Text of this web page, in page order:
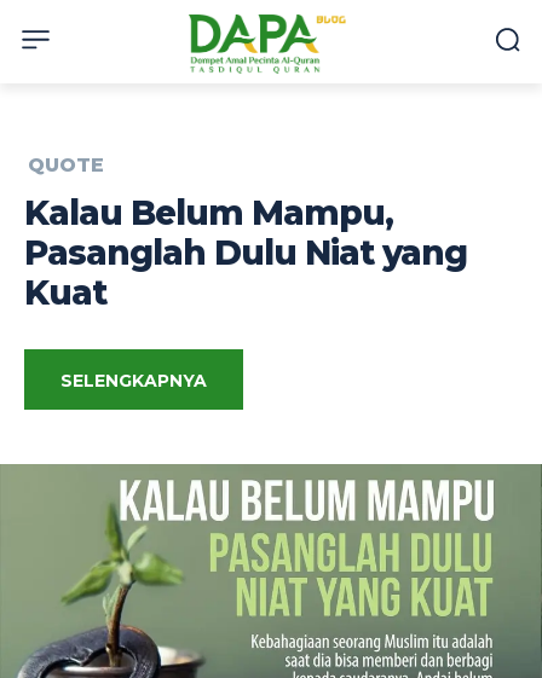
QUOTE
Kalau Belum Mampu,
Pasanglah Dulu Niat yang
Kuat
SELENGKAPNYA